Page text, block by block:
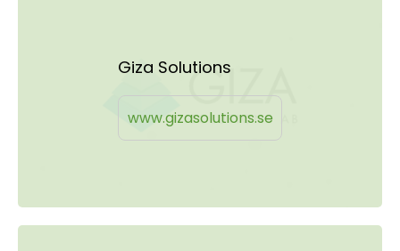
Giza Solutions
www.gizasolutions.se